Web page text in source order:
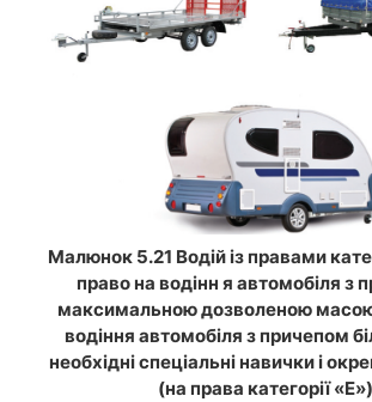
Малюнок 5.21 Водій із правами
право на водінн я автомобіля з
максимальною дозволеною
водіння автомобіля з причепом
необхідні спеціальні навички і
(на права категорії